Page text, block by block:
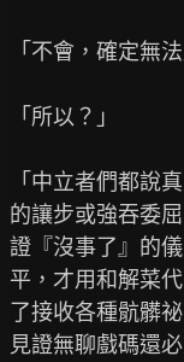
「不會，確定無
「所以？」
「中立者們都說
的讓步或強吞委
證『沒事了』的
平，才用和解菜
了接收各種骯髒
見證無聊戲碼還